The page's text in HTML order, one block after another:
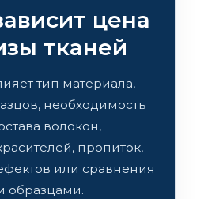
цена
тканей
тип материала,
необходимость
волокон,
пропиток,
или сравнения
образцами.